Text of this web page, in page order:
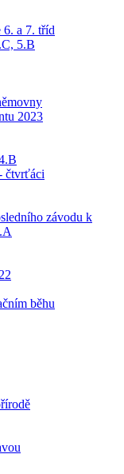
6. a 7. tříd
5.B
2023
čtvrťáci
závodu k
běhu